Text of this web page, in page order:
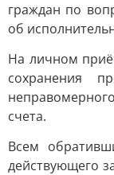
граждан по
об
На личном
сохранения
счета.
Всем
действующего